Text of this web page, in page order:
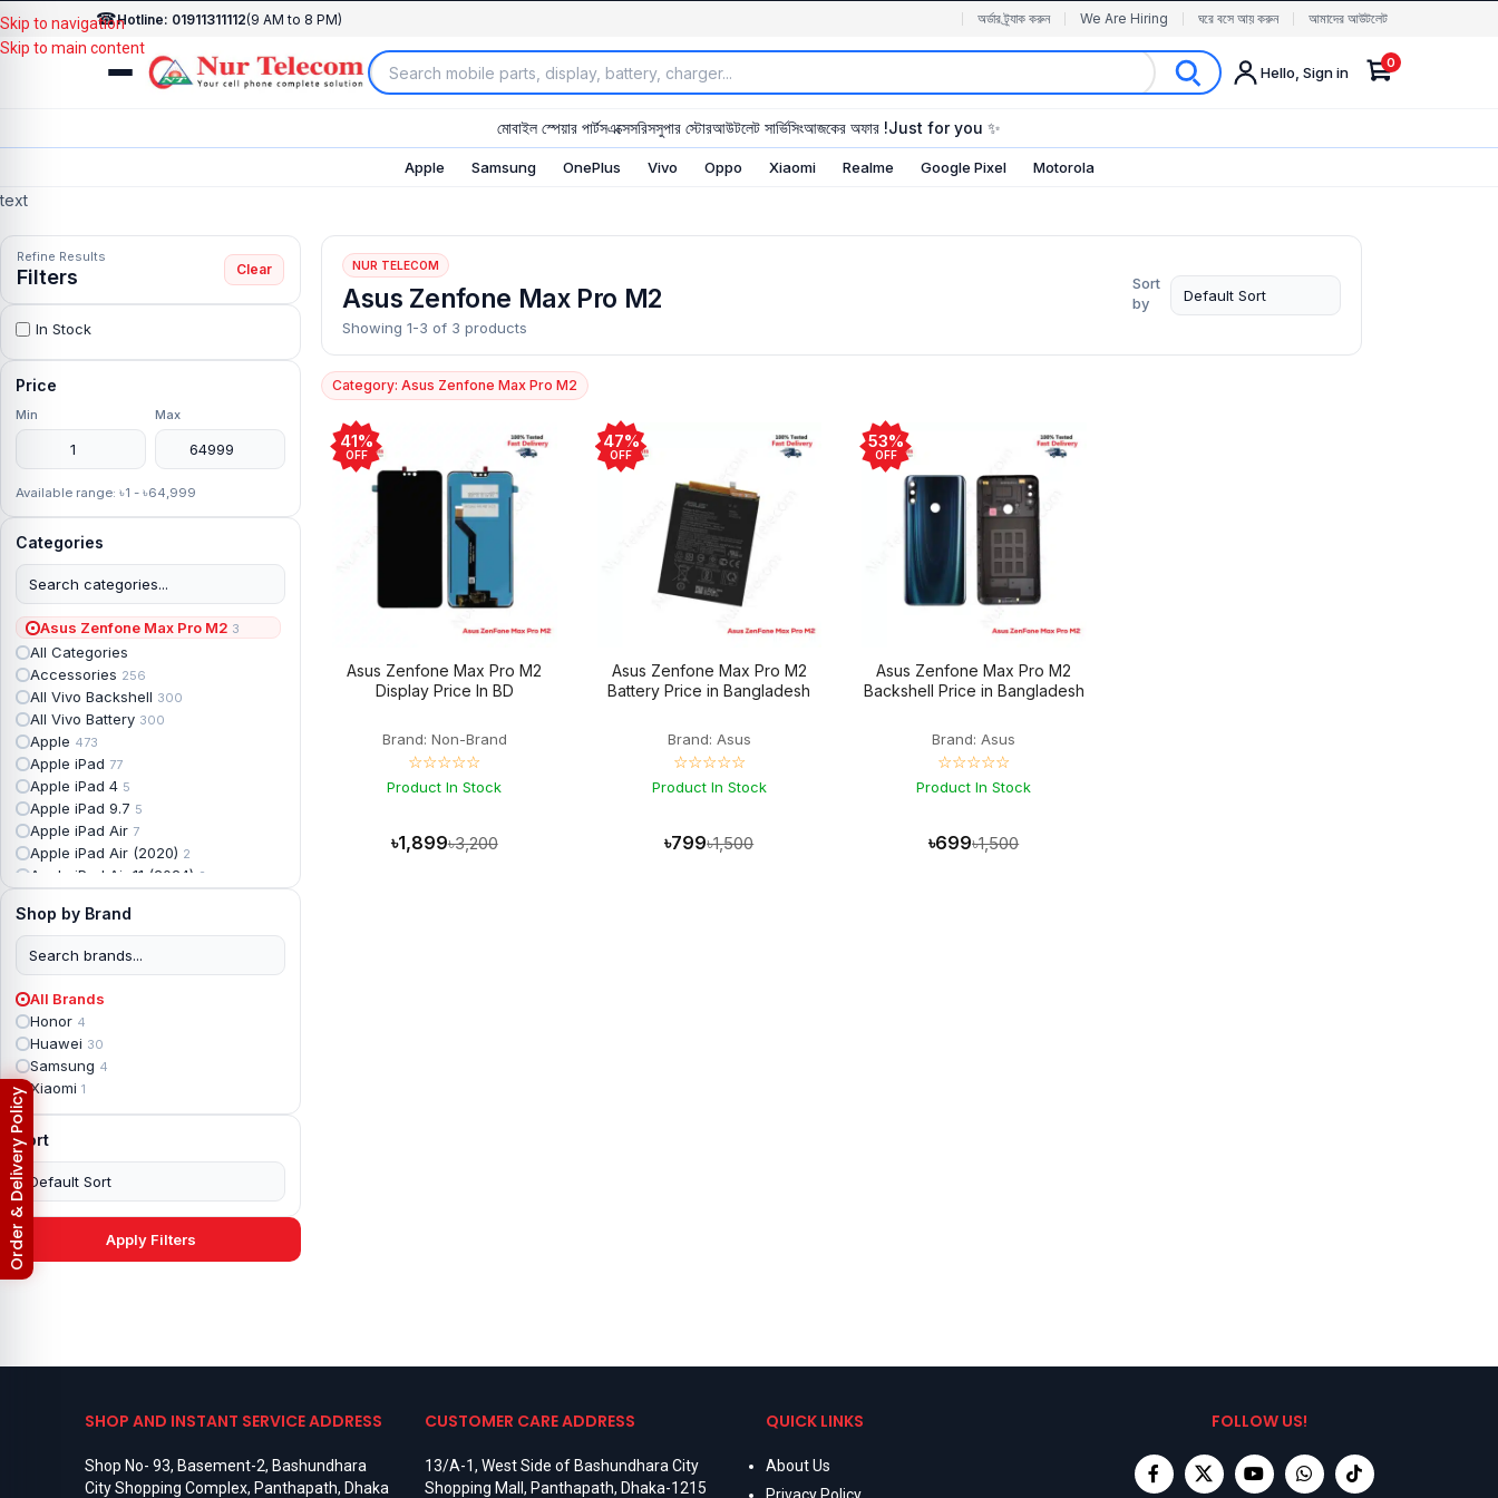
☎Hotline: 01911311112(9 AM to 8 PM) অর্ডার ট্র্যাক করুন We Are Hiring ঘরে বসে আয় করুন আমাদের আউটলেট
Hello, Sign in
0
মোবাইল স্পেয়ার পার্টসএক্সেসরিসসুপার স্টোরআউটলেট সার্ভিসিংআজকের অফার !Just for you ✨
Apple Samsung OnePlus Vivo Oppo Xiaomi Realme Google Pixel Motorola
Skip to navigation
Skip to main content
text
Refine Results
Filters Clear
In Stock
Price
Min Max
Available range: ৳1 - ৳64,999
Categories
Asus Zenfone Max Pro M2 3
All Categories
Accessories 256
All Vivo Backshell 300
All Vivo Battery 300
Apple 473
Apple iPad 77
Apple iPad 4 5
Apple iPad 9.7 5
Apple iPad Air 7
Apple iPad Air (2020) 2
Apple iPad Air 11 (2024) 2
Apple iPad Backshell
Apple iPad Battery
Apple iPad Display
Apple iPad mini 2
Apple iPad Mini 3
Apple iPad mini 4
Apple iPad Pro 10.5
Apple iPad Pro 11
Apple iPad Pro 12.96
Apple iPad Pro 12.9 2nd Gen
Apple iPad Pro 9.7 (2016)6
Apple iPad Pro 9.7 (2018)
4
Asus ROG Phone 2
Asus ROG Phone 3
Asus ROG Phone 5s Pro3
Asus Rog Phone 7
Asus ROG Phone 8 3
Shop by Brand
All Brands
Honor 4
Huawei 30
Samsung 4
Xiaomi 1
Sort
Apply Filters
NUR TELECOM
Asus Zenfone Max Pro M2
Showing 1-3 of 3 products
Sort
by
Category: Asus Zenfone Max Pro M2
41%
OFF
Asus Zenfone Max Pro M2
Display Price In BD
Brand: Non-Brand
☆☆☆☆☆
Product In Stock
৳1,899৳3,200
47%
OFF
Asus Zenfone Max Pro M2
Battery Price in Bangladesh
Brand: Asus
☆☆☆☆☆
Product In Stock
৳799৳1,500
53%
OFF
Asus Zenfone Max Pro M2
Backshell Price in Bangladesh
Brand: Asus
☆☆☆☆☆
Product In Stock
৳699৳1,500
SHOP AND INSTANT SERVICE ADDRESS
Shop No- 93, Basement-2, Bashundhara
City Shopping Complex, Panthapath, Dhaka
CUSTOMER CARE ADDRESS
13/A-1, West Side of Bashundhara City
Shopping Mall, Panthapath, Dhaka-1215
QUICK LINKS
About Us
FOLLOW US!
Return & Refund Policy